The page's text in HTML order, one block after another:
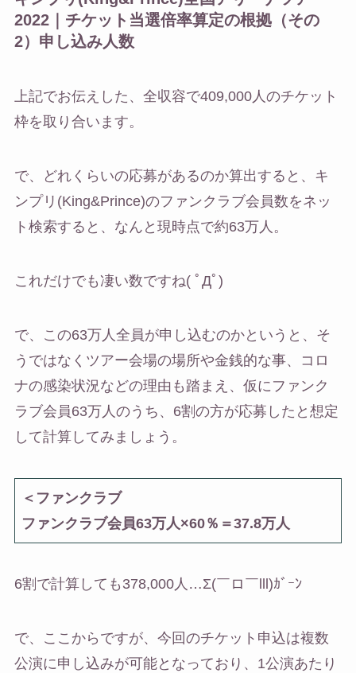
2022｜チケット当選倍率算定の根拠（その
2）申し込み人数
上記でお伝えした、全収容で409,000人のチケット
枠を取り合います。
で、どれくらいの応募があるのか算出すると、キ
ンプリ(King&Prince)のファンクラブ会員数をネッ
ト検索すると、なんと現時点で約63万人。
これだけでも凄い数ですね( ﾟДﾟ)
で、この63万人全員が申し込むのかというと、そ
うではなくツアー会場の場所や金銭的な事、コロ
ナの感染状況などの理由も踏まえ、仮にファンク
ラブ会員63万人のうち、6割の方が応募したと想定
して計算してみましょう。
＜ファンクラブ
ファンクラブ会員63万人×60％＝37.8万人
6割で計算しても378,000人…Σ(￣ロ￣lll)ｶﾞｰﾝ
で、ここからですが、今回のチケット申込は複数
公演に申し込みが可能となっており、1公演あたり